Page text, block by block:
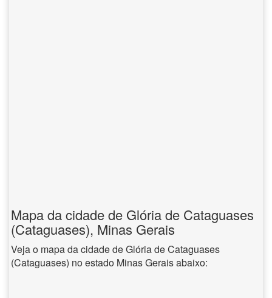
Mapa da cidade de Glória de Cataguases
(Cataguases), Minas Gerais
Veja o mapa da cidade de Glória de Cataguases
(Cataguases) no estado Minas Gerais abaixo: